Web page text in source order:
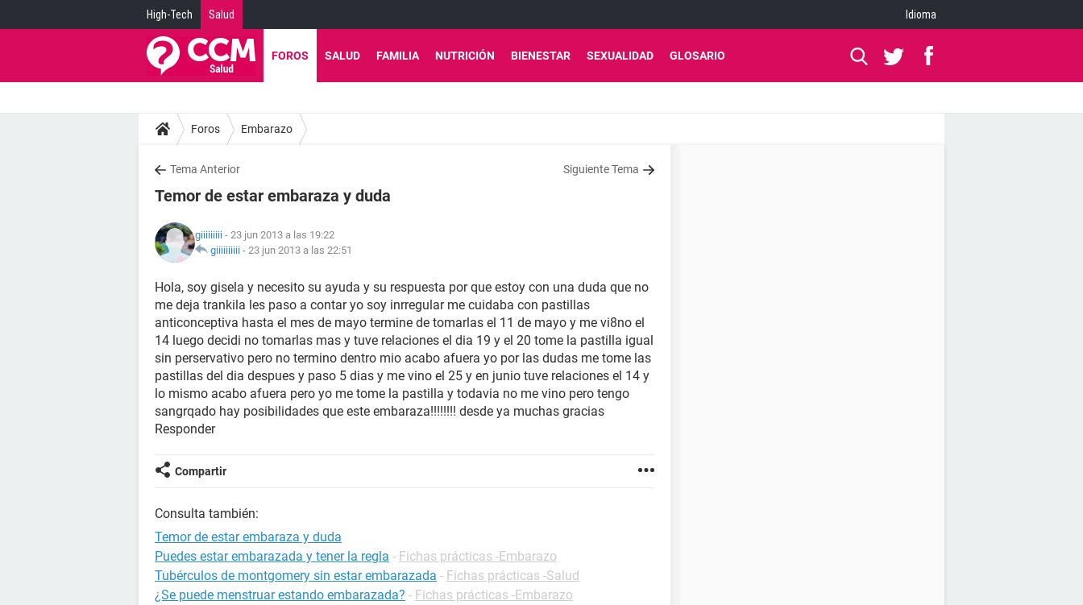
High-Tech Salud Idioma
FOROS SALUD FAMILIA NUTRICIÓN BIENESTAR SEXUALIDAD GLOSARIO
Foros Embarazo
Tema Anterior Siguiente Tema
Temor de estar embaraza y duda
giiiiiiiii - 23 jun 2013 a las 19:22
giiiiiiiiii - 23 jun 2013 a las 22:51
Hola, soy gisela y necesito su ayuda y su respuesta por que estoy con una duda que no
me deja trankila les paso a contar yo soy inrregular me cuidaba con pastillas
anticonceptiva hasta el mes de mayo termine de tomarlas el 11 de mayo y me vi8no el
14 luego decidi no tomarlas mas y tuve relaciones el dia 19 y el 20 tome la pastilla igual
sin perservativo pero no termino dentro mio acabo afuera yo por las dudas me tome las
pastillas del dia despues y paso 5 dias y me vino el 25 y en junio tuve relaciones el 14 y
lo mismo acabo afuera pero yo me tome la pastilla y todavia no me vino pero tengo
sangrqado hay posibilidades que este embaraza!!!!!!!! desde ya muchas gracias
Responder
Compartir
Consulta también:
Temor de estar embaraza y duda
Puedes estar embarazada y tener la regla - Fichas prácticas -Embarazo
Tubérculos de montgomery sin estar embarazada - Fichas prácticas -Salud
¿Se puede menstruar estando embarazada? - Fichas prácticas -Embarazo